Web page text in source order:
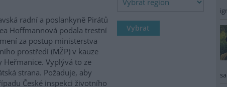
radní a poslankyně Pirátů
Hoffmannová podala trestní
za postup ministerstva
prostředí (MŽP) v kauze
Heřmanice. Vyplývá to ze
strana. Požaduje, aby
České inspekci životního